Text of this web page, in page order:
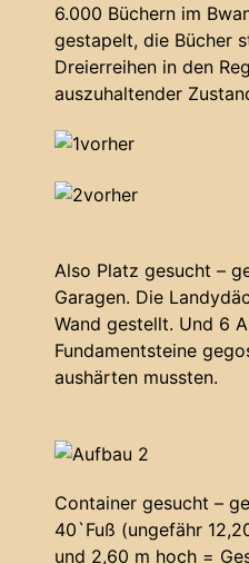
6.000 Büchern im
gestapelt, die Bücher
Dreierreihen in den
auszuhaltender
Also Platz gesucht –
Garagen. Die
Wand gestellt. Und 6
Fundamentsteine
aushärten mussten.
Container gesucht –
40`Fuß (ungefähr
und 2,60 m hoch =